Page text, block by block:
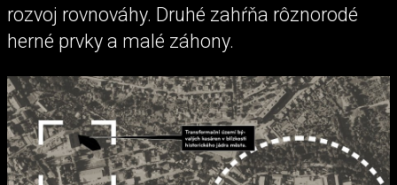
rozvoj rovnováhy. Druhé zahŕňa rôznorodé
herné prvky a malé záhony.